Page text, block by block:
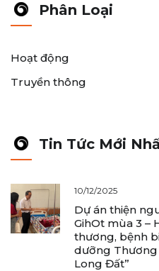
Phân Loại
Hoạt động
Truyền thông
Tin Tức Mới
10/12/2025
Dự án thiện
GihOt mùa 3 –
thương, bệnh
dưỡng Thương
Long Đất”